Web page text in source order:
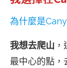
為什麼是
我想去爬山
最中心的點，